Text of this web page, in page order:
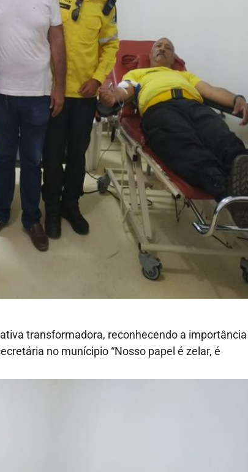
transformadora, reconhecendo a importância
no munícipio “Nosso papel é zelar, é